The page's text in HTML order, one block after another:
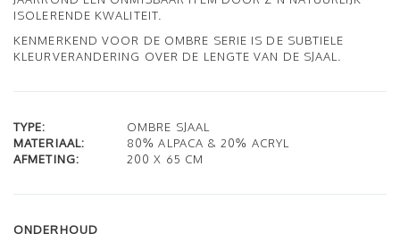
ISOLERENDE KWALITEIT.
KENMERKEND VOOR DE OMBRE SERIE IS DE SUBTIELE
KLEURVERANDERING OVER DE LENGTE VAN DE SJAAL.
TYPE:
OMBRE SJAAL
MATERIAAL:
80% ALPACA & 20% ACRYL
AFMETING:
200 X 65 CM
ONDERHOUD